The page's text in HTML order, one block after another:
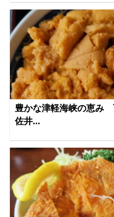
豊かな津軽海峡の恵み
佐井...